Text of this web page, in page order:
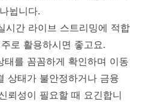
뉩니다.
시간 라이브 스트리밍에 적합
로 활용하시면 좋고요.
태를 꼼꼼하게 확인하며 이동
상태가 불안정하거나 금융
뢰성이 필요할 때 요긴합니